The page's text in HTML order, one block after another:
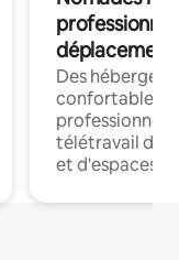
déplacement
Des
confortables
professionnels
télétravail
et d'espaces